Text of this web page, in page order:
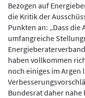
Bezogen auf
die Kritik der
Punkten an: „Dass die
umfangreiche
haben vollkommen
noch einiges im
Bundesrat daher